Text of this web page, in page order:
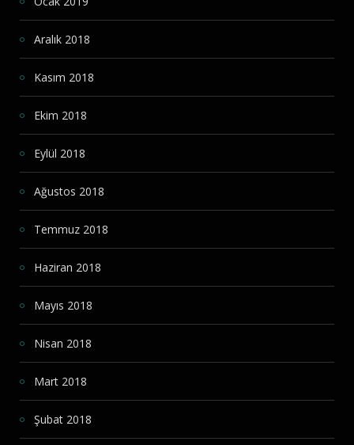
Aralık 2018
Kasım 2018
Ekim 2018
Eylül 2018
Ağustos 2018
Temmuz 2018
Haziran 2018
Mayıs 2018
Nisan 2018
Mart 2018
Şubat 2018